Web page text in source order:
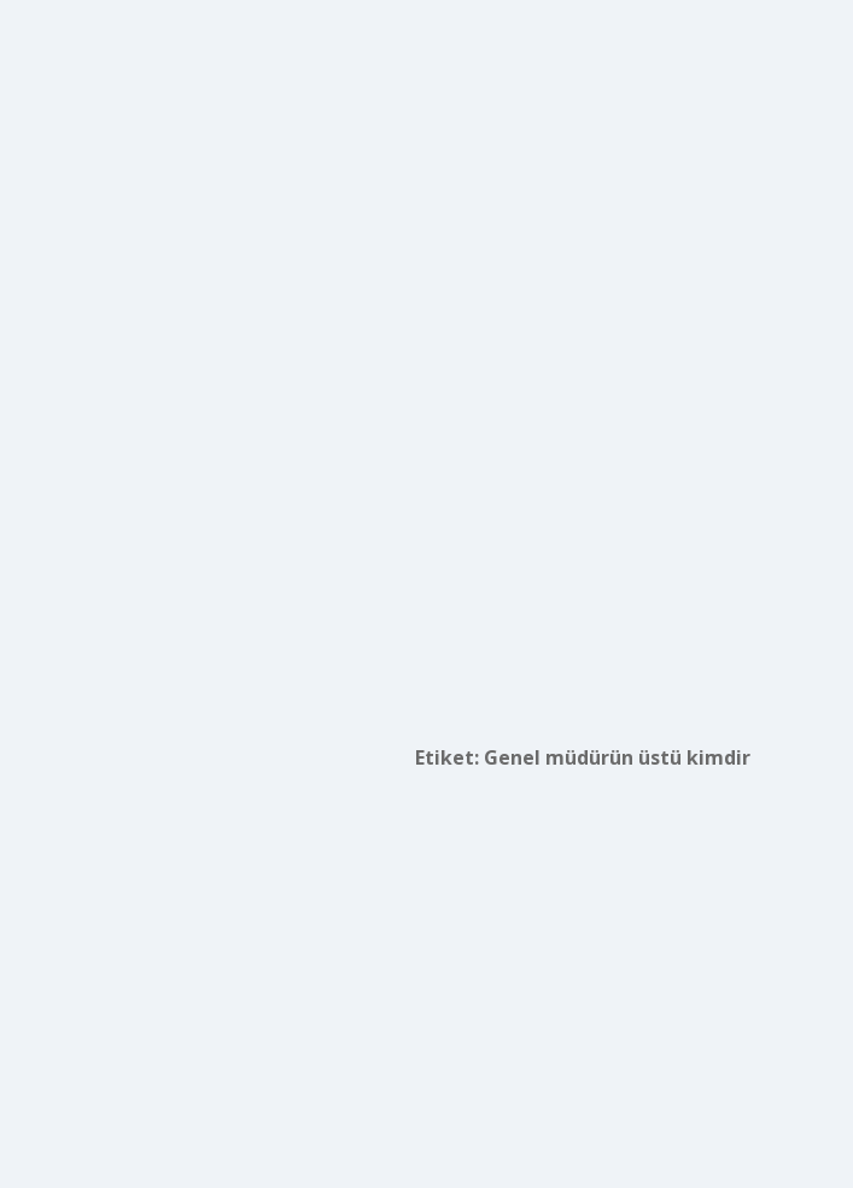
Etiket: Genel müdürün üstü kimdir